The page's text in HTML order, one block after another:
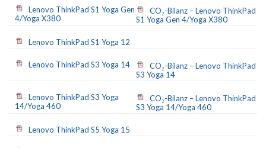
Lenovo ThinkPad S1 Yoga Gen
4/Yoga X380
CO₂-Bilanz – Lenovo ThinkPad
S1 Yoga Gen 4/Yoga X380
Lenovo ThinkPad S1 Yoga 12
Lenovo ThinkPad S3 Yoga 14
CO₂-Bilanz – Lenovo ThinkPad
S3 Yoga 14
Lenovo ThinkPad S3 Yoga
14/Yoga 460
CO₂-Bilanz – Lenovo ThinkPad
S3 Yoga 14/Yoga 460
Lenovo ThinkPad S5 Yoga 15